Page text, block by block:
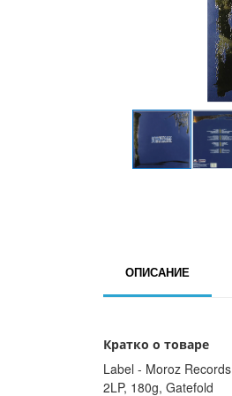
ОПИСАНИЕ
Кратко о товаре
Label - Moroz Records
2LP, 180g, Gatefold